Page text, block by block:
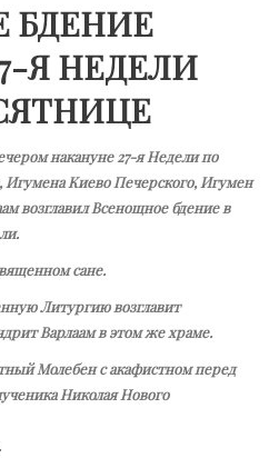
БДЕНИЕ
Я НЕДЕЛИ
накануне 27-я Недели по
Игумена Киево Печерского, Игумен
возглавил Всенощное бдение в
сане.
Литургию возглавит
Варлаам в этом же храме.
Молебен с акафистном перед
Николая Нового